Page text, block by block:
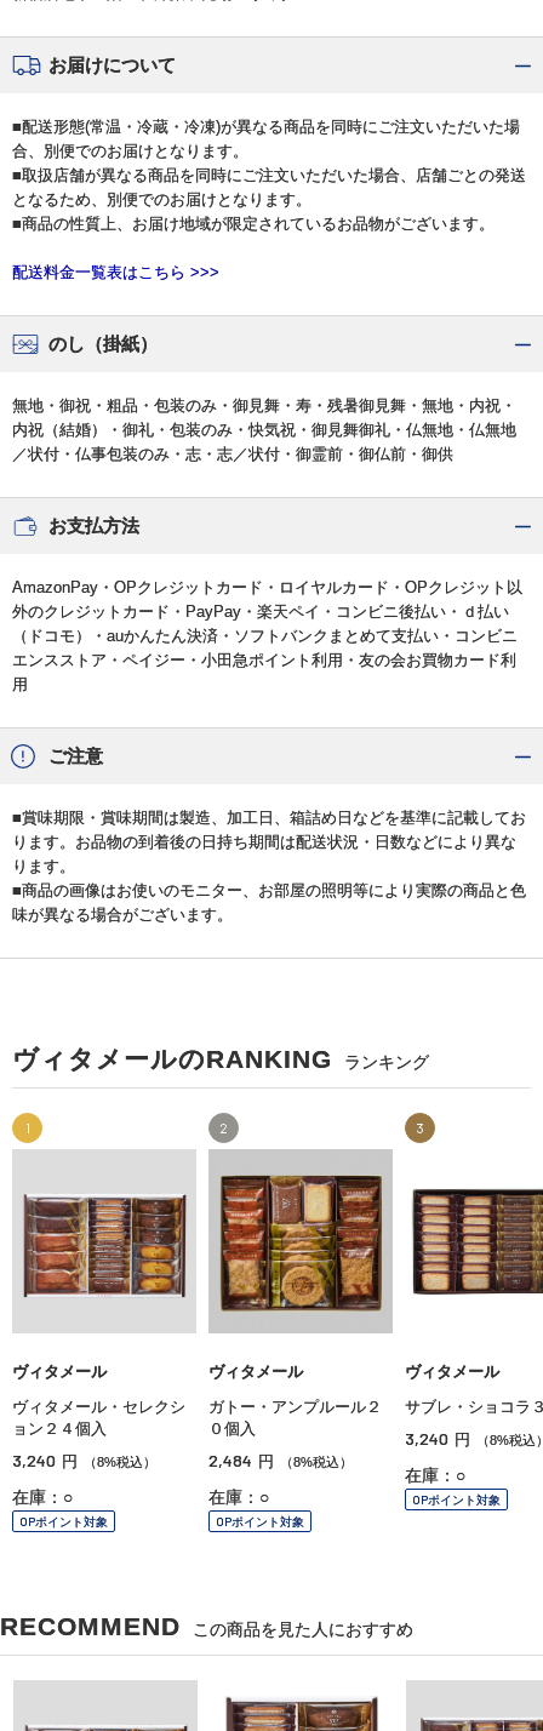
お届けについて
■配送形態(常温・冷蔵・冷凍)が異なる商品を同時にご注文いただいた場
合、別便でのお届けとなります。
■取扱店舗が異なる商品を同時にご注文いただいた場合、店舗ごとの発送
となるため、別便でのお届けとなります。
■商品の性質上、お届け地域が限定されているお品物がございます。
配送料金一覧表はこちら >>>
のし（掛紙）
無地・御祝・粗品・包装のみ・御見舞・寿・残暑御見舞・無地・内祝・
内祝（結婚）・御礼・包装のみ・快気祝・御見舞御礼・仏無地・仏無地
／状付・仏事包装のみ・志・志／状付・御霊前・御仏前・御供
お支払方法
AmazonPay・OPクレジットカード・ロイヤルカード・OPクレジット以
外のクレジットカード・PayPay・楽天ペイ・コンビニ後払い・ｄ払い
（ドコモ）・auかんたん決済・ソフトバンクまとめて支払い・コンビニ
エンスストア・ペイジー・小田急ポイント利用・友の会お買物カード利
用
ご注意
■賞味期限・賞味期間は製造、加工日、箱詰め日などを基準に記載してお
ります。お品物の到着後の日持ち期間は配送状況・日数などにより異な
ります。
■商品の画像はお使いのモニター、お部屋の照明等により実際の商品と色
味が異なる場合がございます。
ヴィタメールのRANKING ランキング
1
ヴィタメール
ヴィタメール・セレクシ
ョン２４個入
3,240 円 （8%税込）
在庫：○
OPポイント対象
2
ヴィタメール
ガトー・アンプルール２
０個入
2,484 円 （8%税込）
在庫：○
OPポイント対象
3
ヴィタメール
サブレ・ショコラ
3,240 円 （8%税込
在庫：○
OPポイント対象
RECOMMEND この商品を見た人におすすめ